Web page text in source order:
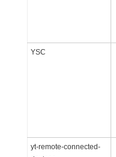
YSC
yt-remote-connected-